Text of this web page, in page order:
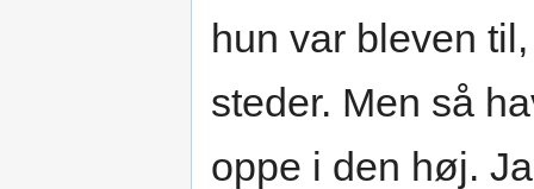
hun var bleven
steder. Men så
oppe i den høj.